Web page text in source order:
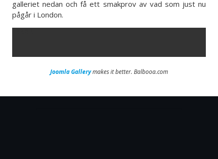
galleriet nedan och få ett smakprov av vad som just nu
pågår i London.
Joomla Gallerymakes it better. Balbooa.com